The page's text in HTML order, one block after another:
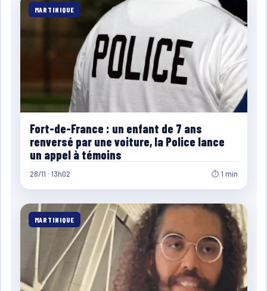
MARTINIQUE
Fort-de-France : un enfant de 7 ans
renversé par une voiture, la Police lance
un appel à témoins
28/11 · 13h02 ⏱ 1 min
MARTINIQUE